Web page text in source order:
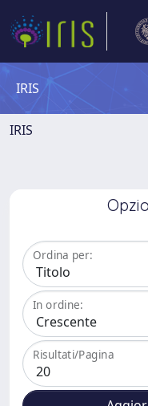
IRIS
IRIS
Ordina per:
In ordine:
Risultati/Pagina